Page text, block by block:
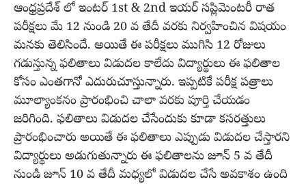
ఆంధ్రప్రదేశ్ లో ఇంటర్ 1st & 2nd ఇయర్ సప్లిమెంటరీ రాత
పరీక్షలు మే 12 నుండి 20 వ తేదీ వరకు నిర్వహించిన విషయం
మనకు తెలిసిందే. అయితే ఈ పరీక్షలు ముగిసి 12 రోజులు
గడుస్తున్న ఫలితాలు విడుదల కాలేదు విద్యార్థులు ఈ ఫలితాల
కోసం ఎంతగానో ఎదురుచూస్తున్నారు. ఇప్పటికే పరీక్ష పత్రాలు
మూల్యాంకనం ప్రారంభించి చాలా వరకు పూర్తి చేయడం
జరిగింది. ఫలితాలు విడుదల చేసేందుకు కూడా కసరత్తులు
ప్రారంభించారు అయితే ఈ ఫలితాలు ఎప్పుడు విడుదల చేస్తారని
విద్యార్థులు అడుగుతున్నారు ఈ ఫలితాలను జూన్ 5 వ తేదీ
నుండి జూన్ 10 వ తేదీ మధ్యలో విడుదల చేసే అవకాశం ఉంది